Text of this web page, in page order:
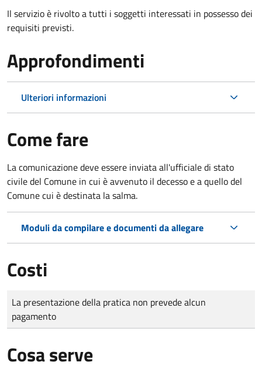
Il servizio è rivolto a tutti i soggetti interessati in possesso dei
requisiti previsti.
Approfondimenti
Ulteriori informazioni
Come fare
La comunicazione deve essere inviata all'ufficiale di stato
civile del Comune in cui è avvenuto il decesso e a quello del
Comune cui è destinata la salma.
Moduli da compilare e documenti da allegare
Costi
Tipo di pagamento
Importo
La presentazione della pratica non prevede alcun
pagamento
Cosa serve